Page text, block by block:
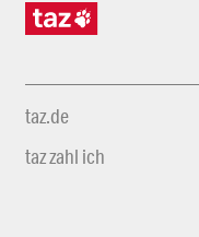
taz.de
taz zahl ich